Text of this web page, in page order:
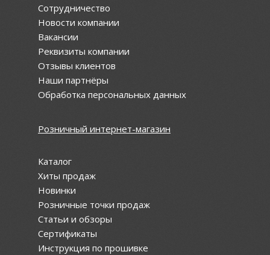
Сотрудничество
Новости компании
Вакансии
Реквизиты компании
Отзывы клиентов
Наши партнёры
Обработка персональных данных
Розничный интернет-магазин
Каталог
Хиты продаж
Новинки
Розничные точки продаж
Статьи и обзоры
Сертификаты
Инструкция по прошивке